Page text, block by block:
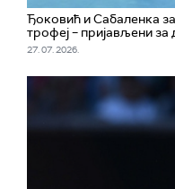
Ђоковић и Сабаленка
трофеј – пријављени за
27. 07. 2026.